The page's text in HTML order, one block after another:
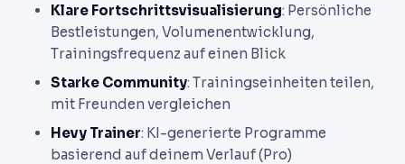
Klare Fortschrittsvisualisierung: Persönliche
Bestleistungen, Volumenentwicklung,
Trainingsfrequenz auf einen Blick
Starke Community: Trainingseinheiten teilen,
mit Freunden vergleichen
Hevy Trainer: KI-generierte Programme
basierend auf deinem Verlauf (Pro)